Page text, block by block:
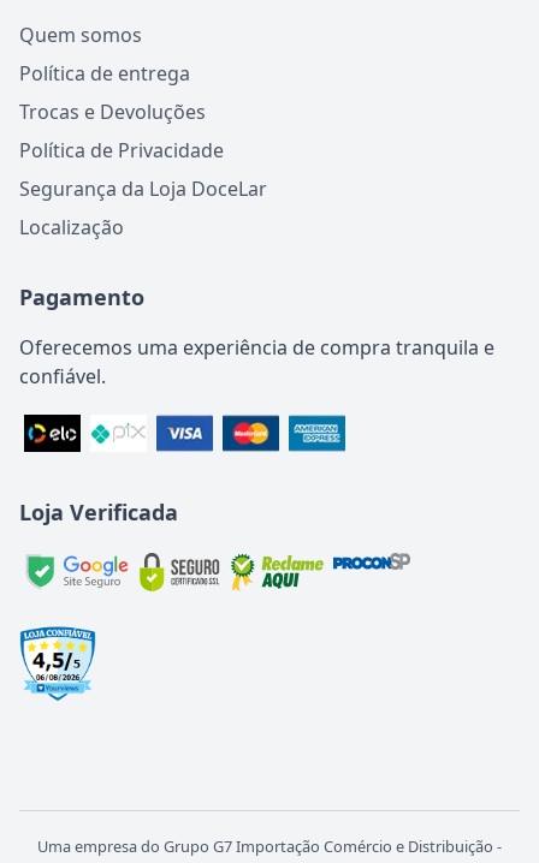
Quem somos
Política de entrega
Trocas e Devoluções
Política de Privacidade
Segurança da Loja DoceLar
Localização
Pagamento
Oferecemos uma experiência de compra tranquila e
confiável.
Loja Verificada
Uma empresa do Grupo G7 Importação Comércio e Distribuição -